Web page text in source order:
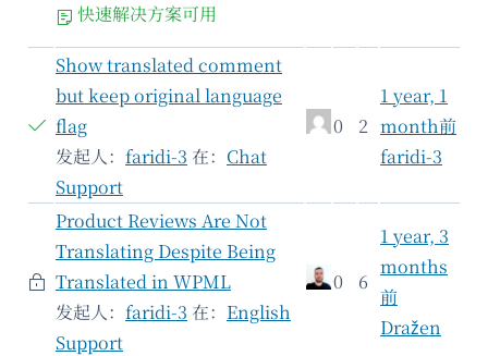
快速解决方案可用
Show translated comment
but keep original language
flag
发起人： faridi-3 在： Chat
Support
0 2
1 year, 1
month前
faridi-3
Product Reviews Are Not
Translating Despite Being
Translated in WPML
发起人： faridi-3 在： English
Support
0 6
1 year, 3
months
前
Dražen